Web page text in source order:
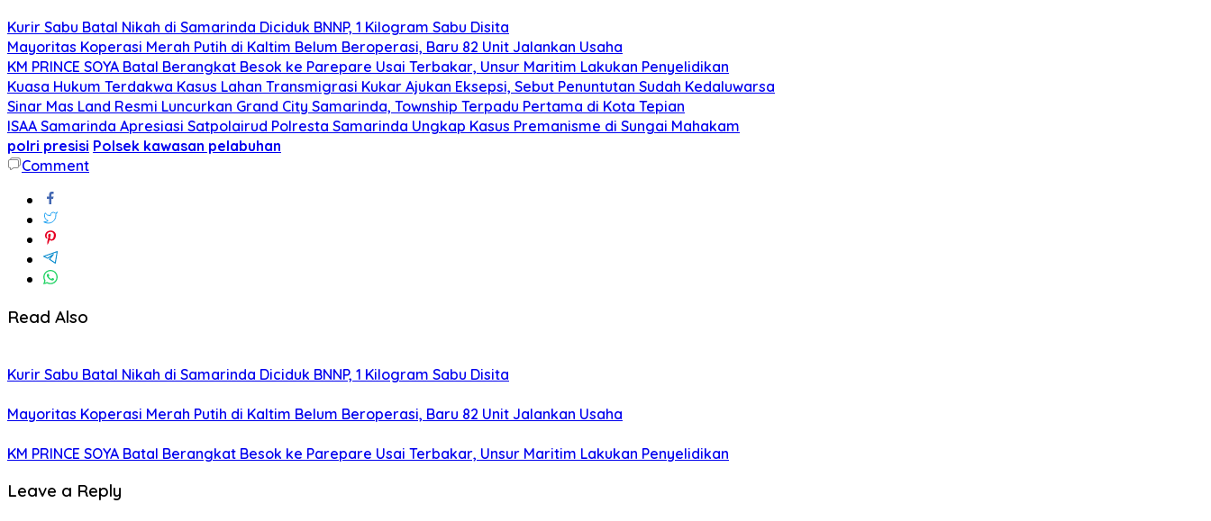
Kurir Sabu Batal Nikah di Samarinda Diciduk BNNP, 1 Kilogram Sabu Disita
Mayoritas Koperasi Merah Putih di Kaltim Belum Beroperasi, Baru 82 Unit Jalankan Usaha
KM PRINCE SOYA Batal Berangkat Besok ke Parepare Usai Terbakar, Unsur Maritim Lakukan Penyelidikan
Kuasa Hukum Terdakwa Kasus Lahan Transmigrasi Kukar Ajukan Eksepsi, Sebut Penuntutan Sudah Kedaluwarsa
Sinar Mas Land Resmi Luncurkan Grand City Samarinda, Township Terpadu Pertama di Kota Tepian
ISAA Samarinda Apresiasi Satpolairud Polresta Samarinda Ungkap Kasus Premanisme di Sungai Mahakam
polri presisi Polsek kawasan pelabuhan
Comment
Read Also
Kurir Sabu Batal Nikah di Samarinda Diciduk BNNP, 1 Kilogram Sabu Disita
Mayoritas Koperasi Merah Putih di Kaltim Belum Beroperasi, Baru 82 Unit Jalankan Usaha
KM PRINCE SOYA Batal Berangkat Besok ke Parepare Usai Terbakar, Unsur Maritim Lakukan Penyelidikan
Leave a Reply